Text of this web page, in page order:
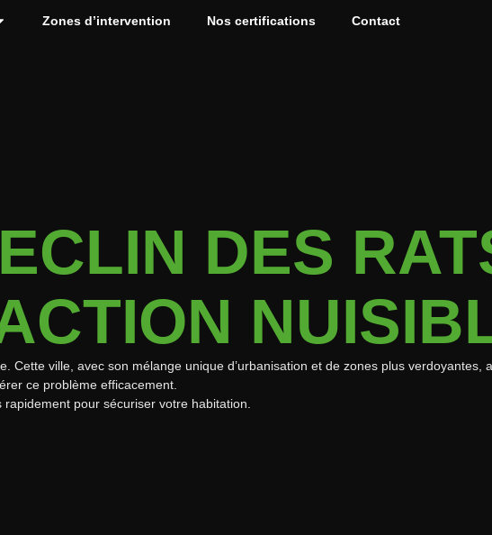
Zones d’intervention Nos certifications Contact
DES
Cette ville, avec son mélange unique d’urbanisation et de zones plus verdoyantes,
ce problème efficacement.
pour sécuriser votre habitation.